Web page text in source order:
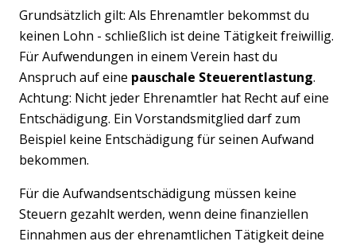
Grundsätzlich gilt: Als Ehrenamtler bekommst du
keinen Lohn - schließlich ist deine Tätigkeit freiwillig.
Für Aufwendungen in einem Verein hast du
Anspruch auf eine pauschale Steuerentlastung.
Achtung: Nicht jeder Ehrenamtler hat Recht auf eine
Entschädigung. Ein Vorstandsmitglied darf zum
Beispiel keine Entschädigung für seinen Aufwand
bekommen.
Für die Aufwandsentschädigung müssen keine
Steuern gezahlt werden, wenn deine finanziellen
Einnahmen aus der ehrenamtlichen Tätigkeit deine